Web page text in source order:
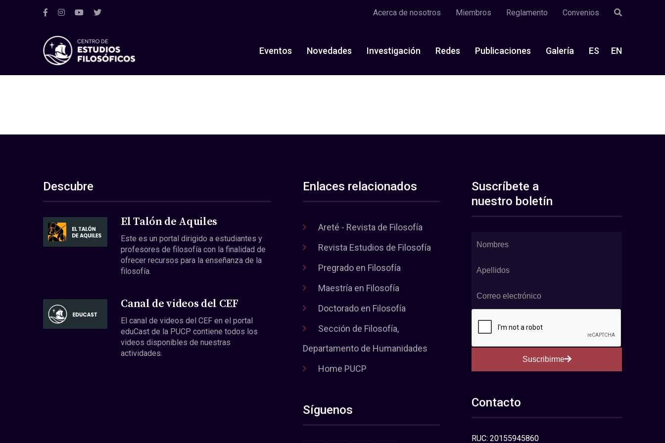
Acerca de nosotros Miembros Reglamento Convenios
Eventos Novedades Investigación Redes Publicaciones Galería ES EN
Descubre
El Talón de Aquiles
Este es un portal dirigido a estudiantes y
profesores de filosofía con la finalidad de
ofrecer recursos para la enseñanza de la
filosofía.
Canal de videos del CEF
El canal de videos del CEF en el portal
eduCast de la PUCP contiene todos los
videos disponibles de nuestras
actividades.
Enlaces relacionados
Areté - Revista de Filosofía
Revista Estudios de Filosofía
Pregrado en Filosofía
Maestría en Filosofía
Doctorado en Filosofía
Sección de Filosofía,
Departamento de Humanidades
Home PUCP
Síguenos
Suscríbete a
nuestro boletín
Suscribirme
Contacto
RUC: 20155945860